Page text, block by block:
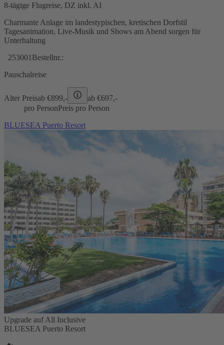
8-tägige Flugreise, DZ inkl. AI
Charmante Anlage im landestypischen, kretischen Dorfstil
Tagesanimation, Live-Musik und Shows am Abend sorgen für
Unterhaltung
253001 Bestellnr.:
Pauschalreise
Alter Preisab €899,- ab €697,-
pro PersonPreis pro Person
BLUESEA Puerto Resort
Upgrade auf All Inclusive
BLUESEA Puerto Resort